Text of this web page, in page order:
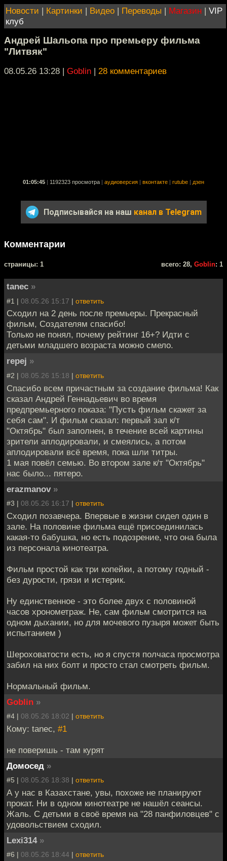
Новости | Картинки | Видео | Переводы | Магазин | VIP
клуб
Андрей Шальопа про премьеру фильма
"Литвяк"
08.05.26 13:28 | Goblin | 28 комментариев
01:05:45 1192323 просмотра аудиоверсия вконтакте rutube дзен
Подписывайся на наш канал в Telegram
Комментарии
cтраницы: 1 всего: 28, Goblin: 1
tanec »
#1 | 08.05.26 15:17 | ответить
Сходил на 2 день после премьеры. Прекрасный
фильм, Создателям спасибо!
Только не понял, почему рейтинг 16+? Идти с
детьми младшего возраста можно смело.
repej »
#2 | 08.05.26 15:18 | ответить
Спасибо всем причастным за создание фильма! Как
сказал Андрей Геннадьевич во время
предпремьерного показа: "Пусть фильм скажет за
себя сам". И фильм сказал: первый зал к/т
"Октябрь" был заполнен, в течение всей картины
зрители аплодировали, и смеялись, а потом
аплодировали всё время, пока шли титры.
1 мая повёл семью. Во втором зале к/т "Октябрь"
нас было... пятеро.
erazmanov »
#3 | 08.05.26 16:17 | ответить
Сходил позавчера. Впервые в жизни сидел один в
зале. На половине фильма ещё присоединилась
какая-то бабушка, но есть подозрение, что она была
из персонала кинотеатра.
Фильм простой как три копейки, а потому годный -
без дурости, грязи и истерик.
Ну единственное - это более двух с половиной
часов хронометраж. Не, сам фильм смотрится на
одном дыхании, но для мочевого пузыря может быть
испытанием )
Шероховатости есть, но я спустя полчаса просмотра
забил на них болт и просто стал смотреть фильм.
Нормальный фильм.
Goblin »
#4 | 08.05.26 18:02 | ответить
Кому: tanec, #1
не поверишь - там курят
Домосед »
#5 | 08.05.26 18:38 | ответить
А у нас в Казахстане, увы, похоже не планируют
прокат. Ни в одном кинотеатре не нашёл сеансы.
Жаль. С детьми в своё время на "28 панфиловцев" с
удовольствием сходил.
Lexi314 »
#6 | 08.05.26 18:44 | ответить